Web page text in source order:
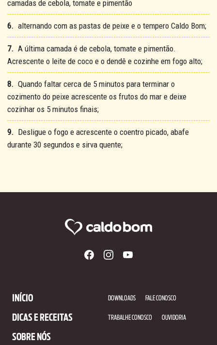
camadas de cebola, tomate e pimentão
6. alternando com as pastas de peixe e o tempero Caldo Bom;
7. A última camada é de cebola, tomate e pimentão.
Acrescente o leite de coco e o dendê e cozinhe em fogo alto;
8. Quando faltar cerca de 5 minutos para terminar o
cozimento do peixe acrescente os frutos do mar e deixe
cozinhar os 5 minutos finais;
9. Desligue o fogo e acrescente o coentro picado, abafe
durante 30 segundos e sirva quente;
INÍCIO
DICAS E RECEITAS
SOBRE NÓS
DOWNLOADS FALE CONOSCO
TRABALHE CONOSCO OUVIDORIA